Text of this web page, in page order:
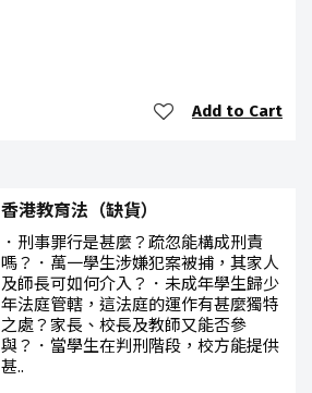
Add to Cart
香港教育法（缺貨）
．刑事罪行是甚麼？疏忽能構成刑責
嗎？．萬一學生涉嫌犯案被捕，其家人
及師長可如何介入？．未成年學生歸少
年法庭管轄，這法庭的運作有甚麼獨特
之處？家長、校長及教師又能否參
與？．當學生在判刑階段，校方能提供
甚..